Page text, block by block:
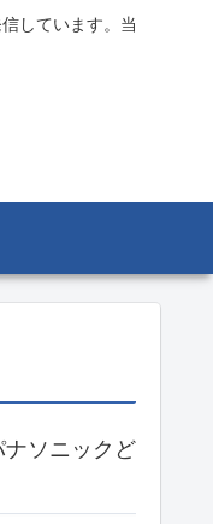
しています。当
ソニックど